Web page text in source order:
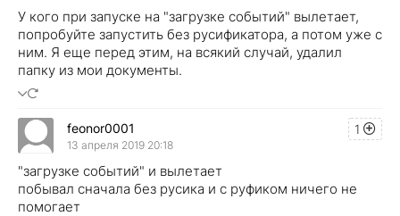
У кого при запуске на "загрузке событий" вылетает,
попробуйте запустить без русификатора, а потом уже с
ним. Я еще перед этим, на всякий случай, удалил
папку из мои документы.
1
feonor0001
13 апреля 2019 20:18
"загрузке событий" и вылетает
побывал сначала без русика и с руфиком ничего не
помогает